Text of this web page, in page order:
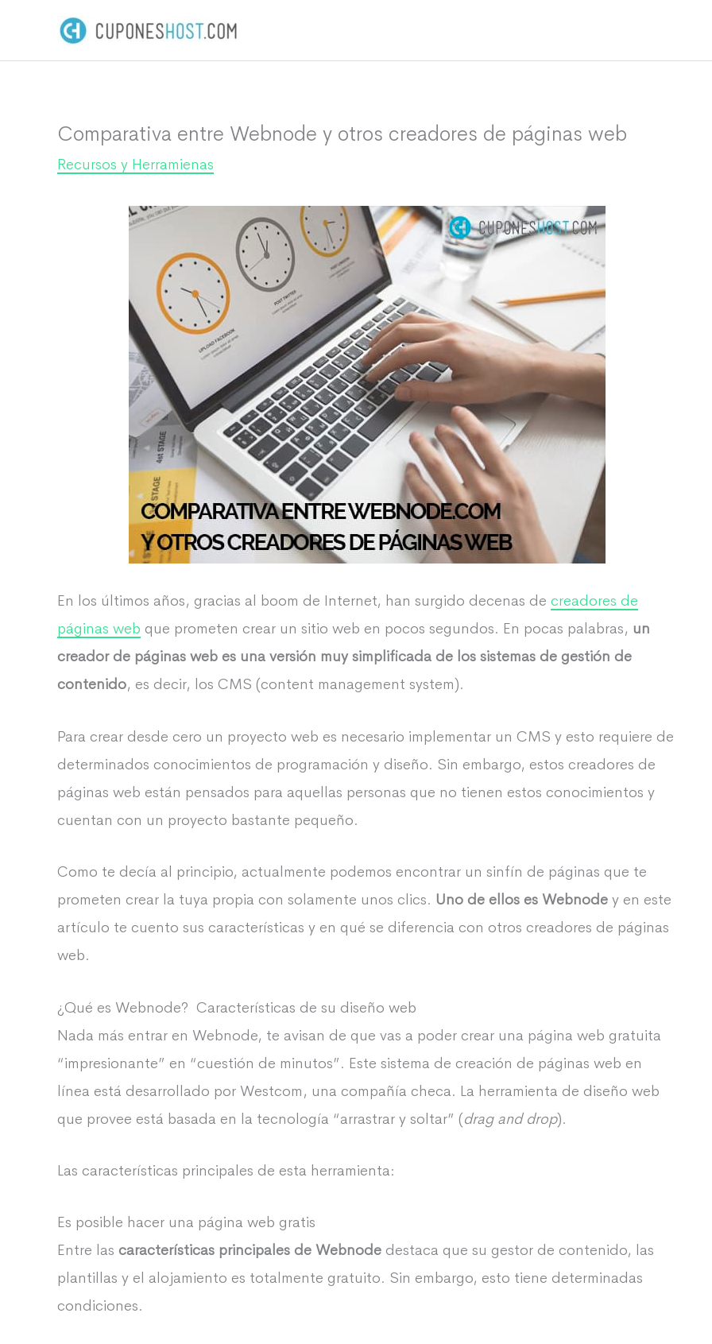
Comparativa entre Webnode y otros creadores de páginas web
Recursos y Herramienas
En los últimos años, gracias al boom de Internet, han surgido decenas de creadores de
páginas web que prometen crear un sitio web en pocos segundos. En pocas palabras, un
creador de páginas web es una versión muy simplificada de los sistemas de gestión de
contenido, es decir, los CMS (content management system).
Para crear desde cero un proyecto web es necesario implementar un CMS y esto requiere de
determinados conocimientos de programación y diseño. Sin embargo, estos creadores de
páginas web están pensados para aquellas personas que no tienen estos conocimientos y
cuentan con un proyecto bastante pequeño.
Como te decía al principio, actualmente podemos encontrar un sinfín de páginas que te
prometen crear la tuya propia con solamente unos clics. Uno de ellos es Webnode y en este
artículo te cuento sus características y en qué se diferencia con otros creadores de páginas
web.
¿Qué es Webnode? Características de su diseño web
Nada más entrar en Webnode, te avisan de que vas a poder crear una página web gratuita
“impresionante” en “cuestión de minutos”. Este sistema de creación de páginas web en
línea está desarrollado por Westcom, una compañía checa. La herramienta de diseño web
que provee está basada en la tecnología “arrastrar y soltar” (drag and drop).
Las características principales de esta herramienta:
Es posible hacer una página web gratis
Entre las características principales de Webnode destaca que su gestor de contenido, las
plantillas y el alojamiento es totalmente gratuito. Sin embargo, esto tiene determinadas
condiciones.